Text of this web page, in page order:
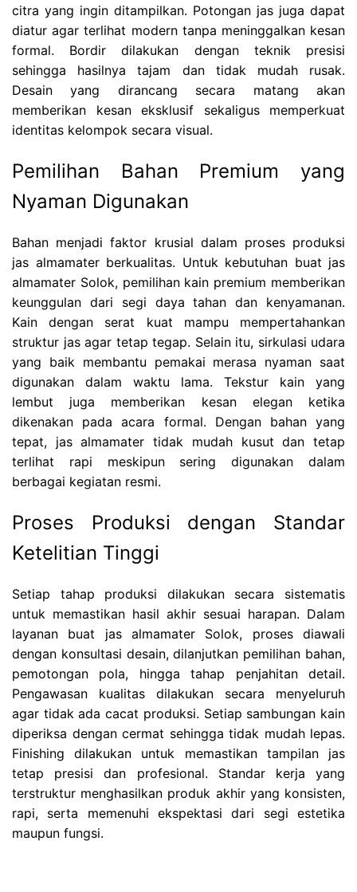
citra yang ingin ditampilkan. Potongan jas juga dapat
diatur agar terlihat modern tanpa meninggalkan kesan
formal. Bordir dilakukan dengan teknik presisi
sehingga hasilnya tajam dan tidak mudah rusak.
Desain yang dirancang secara matang akan
memberikan kesan eksklusif sekaligus memperkuat
identitas kelompok secara visual.
Pemilihan Bahan Premium yang
Nyaman Digunakan
Bahan menjadi faktor krusial dalam proses produksi
jas almamater berkualitas. Untuk kebutuhan buat jas
almamater Solok, pemilihan kain premium memberikan
keunggulan dari segi daya tahan dan kenyamanan.
Kain dengan serat kuat mampu mempertahankan
struktur jas agar tetap tegap. Selain itu, sirkulasi udara
yang baik membantu pemakai merasa nyaman saat
digunakan dalam waktu lama. Tekstur kain yang
lembut juga memberikan kesan elegan ketika
dikenakan pada acara formal. Dengan bahan yang
tepat, jas almamater tidak mudah kusut dan tetap
terlihat rapi meskipun sering digunakan dalam
berbagai kegiatan resmi.
Proses Produksi dengan Standar
Ketelitian Tinggi
Setiap tahap produksi dilakukan secara sistematis
untuk memastikan hasil akhir sesuai harapan. Dalam
layanan buat jas almamater Solok, proses diawali
dengan konsultasi desain, dilanjutkan pemilihan bahan,
pemotongan pola, hingga tahap penjahitan detail.
Pengawasan kualitas dilakukan secara menyeluruh
agar tidak ada cacat produksi. Setiap sambungan kain
diperiksa dengan cermat sehingga tidak mudah lepas.
Finishing dilakukan untuk memastikan tampilan jas
tetap presisi dan profesional. Standar kerja yang
terstruktur menghasilkan produk akhir yang konsisten,
rapi, serta memenuhi ekspektasi dari segi estetika
maupun fungsi.